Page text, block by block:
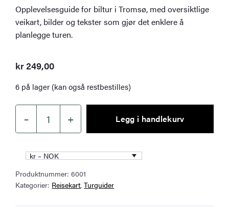
Opplevelsesguide for biltur i Tromsø, med oversiktlige
veikart, bilder og tekster som gjør det enklere å
planlegge turen.
kr249,00
6 på lager (kan også restbestilles)
–
Tromsø
1:250
000
Opplevelsesguide
antall
+ Legg i handlekurv
kr – NOK
Produktnummer:6001
Kategorier: Reisekart,Turguider